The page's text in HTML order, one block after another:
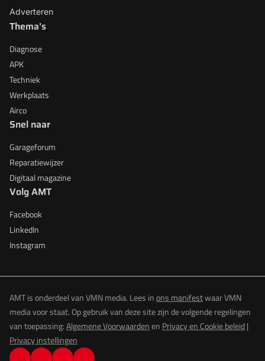
Adverteren
Thema's
Diagnose
APK
Techniek
Werkplaats
Airco
Snel naar
Garageforum
Reparatiewijzer
Digitaal magazine
Volg AMT
Facebook
LinkedIn
Instagram
AMT is onderdeel van VMN media. Lees inons manifestwaar VMN
media voor staat. Op gebruik van deze site zijn de volgende regelingen
van toepassing:Algemene Voorwaardenen Privacy en Cookie beleid|
Privacy instellingen